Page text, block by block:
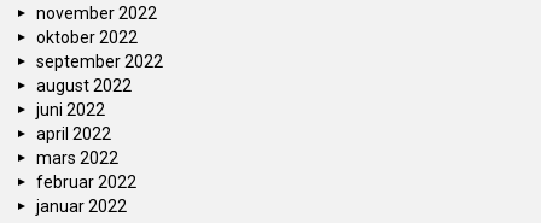
november 2022
oktober 2022
september 2022
august 2022
juni 2022
april 2022
mars 2022
februar 2022
januar 2022